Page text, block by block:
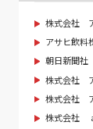
株式会社
アサヒ飲料
朝日新聞社
株式会社
株式会社
株式会社